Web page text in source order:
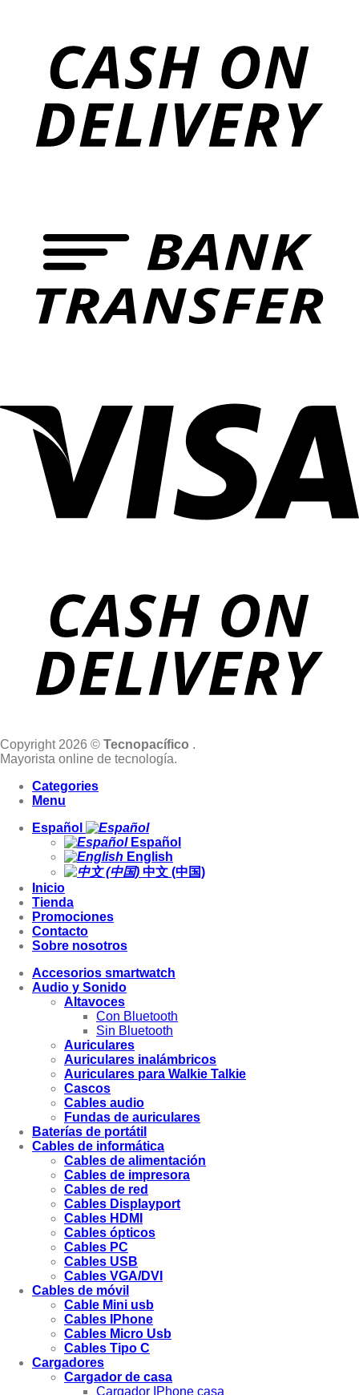
Copyright 2026 © Tecnopacífico .
Mayorista online de tecnología.
Categories
Menu
Español
Español
English
中文 (中国)
Inicio
Tienda
Promociones
Contacto
Sobre nosotros
Accesorios smartwatch
Audio y Sonido
Altavoces
Con Bluetooth
Sin Bluetooth
Auriculares
Auriculares inalámbricos
Auriculares para Walkie Talkie
Cascos
Cables audio
Fundas de auriculares
Baterías de portátil
Cables de informática
Cables de alimentación
Cables de impresora
Cables de red
Cables Displayport
Cables HDMI
Cables ópticos
Cables PC
Cables USB
Cables VGA/DVI
Cables de móvil
Cable Mini usb
Cables IPhone
Cables Micro Usb
Cables Tipo C
Cargadores
Cargador de casa
Cargador IPhone casa